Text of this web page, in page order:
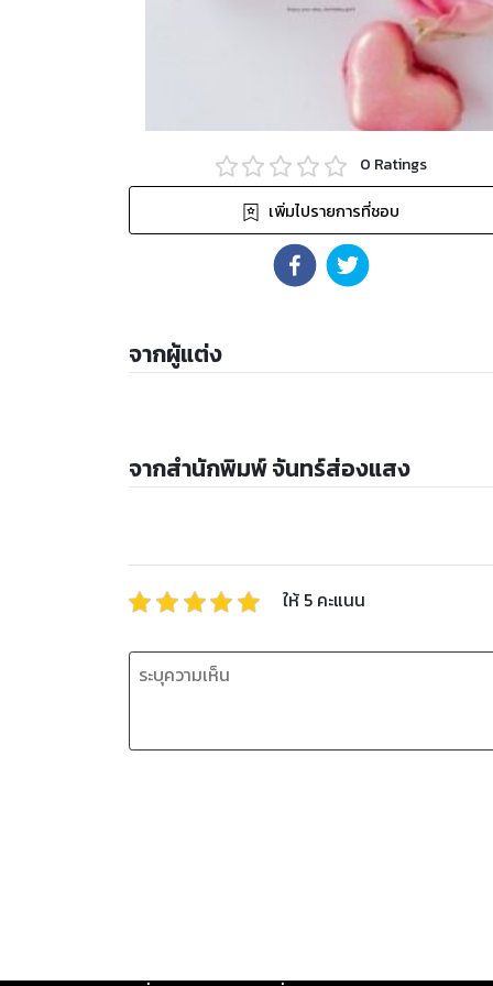
0 Ratings
เพิ่มไปรายการที่ชอบ
จากผู้แต่ง
จากสำนักพิมพ์ จันทร์ส่องแสง
ให้ 5 คะแนน